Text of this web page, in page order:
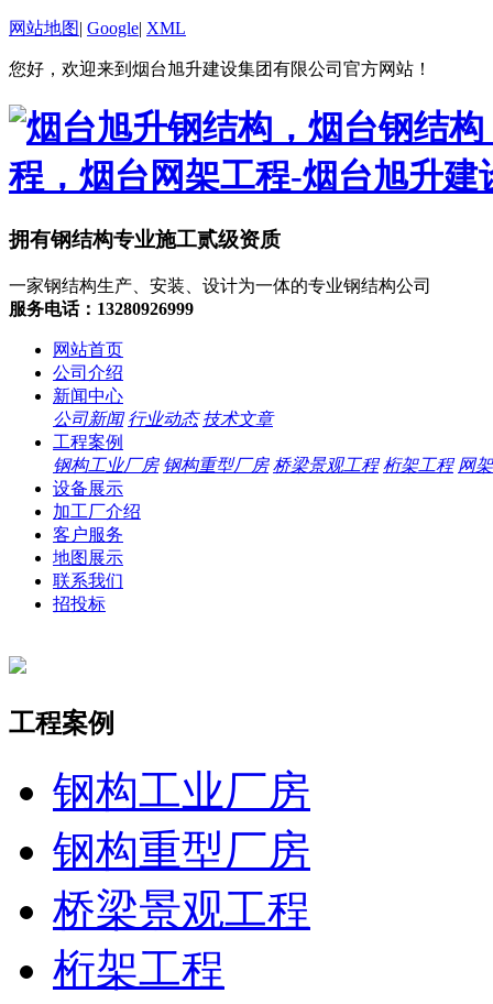
网站地图| Google| XML
您好，欢迎来到烟台旭升建设集团有限公司官方网站！
拥有钢结构专业施工贰级资质
一家钢结构生产、安装、设计为一体的专业钢结构公司
服务电话：13280926999
网站首页
公司介绍
新闻中心
公司新闻 行业动态 技术文章
工程案例
钢构工业厂房 钢构重型厂房 桥梁景观工程 桁架工程 网
设备展示
加工厂介绍
客户服务
地图展示
联系我们
招投标
工程案例
钢构工业厂房
钢构重型厂房
桥梁景观工程
桁架工程